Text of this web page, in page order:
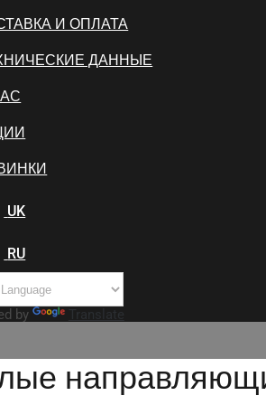
И ОПЛАТА
ДАННЫЕ
UK
RU
by Translate